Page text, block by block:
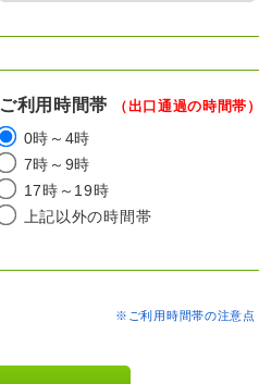
ご利用時間帯 （出口通過の時間帯
0時～4時
7時～9時
17時～19時
上記以外の時間帯
※ご利用時間帯の注意